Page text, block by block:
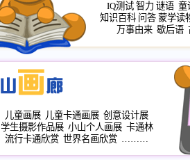
IQ测试 智力 谜语 童
知识百科 问答 蒙学读
万事由来 歇后语
儿童画展 儿童卡通画展 创意设计展
学生摄影作品展 小山个人画展 卡通林
流行卡通欣赏 世界名画欣赏 ………